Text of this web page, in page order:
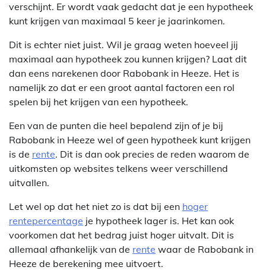
verschijnt. Er wordt vaak gedacht dat je een hypotheek
kunt krijgen van maximaal 5 keer je jaarinkomen.
Dit is echter niet juist. Wil je graag weten hoeveel jij
maximaal aan hypotheek zou kunnen krijgen? Laat dit
dan eens narekenen door Rabobank in Heeze. Het is
namelijk zo dat er een groot aantal factoren een rol
spelen bij het krijgen van een hypotheek.
Een van de punten die heel bepalend zijn of je bij
Rabobank in Heeze wel of geen hypotheek kunt krijgen
is de rente. Dit is dan ook precies de reden waarom de
uitkomsten op websites telkens weer verschillend
uitvallen.
Let wel op dat het niet zo is dat bij een hoger
rentepercentage je hypotheek lager is. Het kan ook
voorkomen dat het bedrag juist hoger uitvalt. Dit is
allemaal afhankelijk van de rente waar de Rabobank in
Heeze de berekening mee uitvoert.